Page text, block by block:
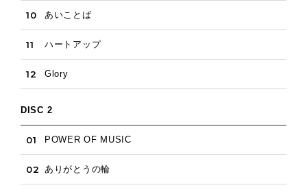
10 あいことば
11 ハートアップ
12 Glory
DISC 2
01 POWER OF MUSIC
02 ありがとうの輪